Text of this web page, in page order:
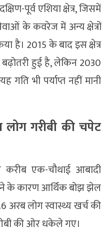
पूर्व एशिया क्षेत्र, जिसमें
के कवरेज में अन्य क्षेत्रों
है। 2015 के बाद इस क्षेत्र
हुई है, लेकिन 2030
भी पर्याप्त नहीं मानी
लोग गरीबी की चपेट
करीब एक-चौथाई आबादी
के कारण आर्थिक बोझ झेल
अरब लोग स्वास्थ्य खर्च की
की ओर धकेले गए।